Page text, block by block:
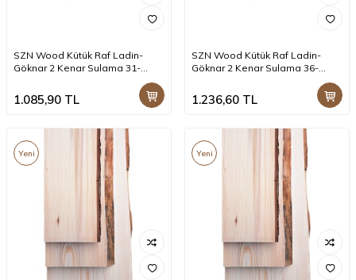
SZN Wood Kütük Raf Ladin-
Göknar 2 Kenar Sulama 31-
1.085,90 TL
SZN Wood Kütük Raf Ladin-
Göknar 2 Kenar Sulama 36-
1.236,60 TL
Yeni Yeni